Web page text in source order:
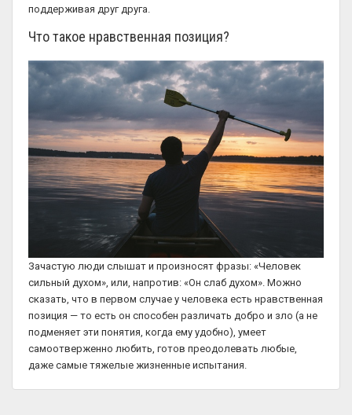
поддерживая друг друга.
Что такое нравственная позиция?
Зачастую люди слышат и произносят фразы: «Человек
сильный духом», или, напротив: «Он слаб духом». Можно
сказать, что в первом случае у человека есть нравственная
позиция — то есть он способен различать добро и зло (а не
подменяет эти понятия, когда ему удобно), умеет
самоотверженно любить, готов преодолевать любые,
даже самые тяжелые жизненные испытания.